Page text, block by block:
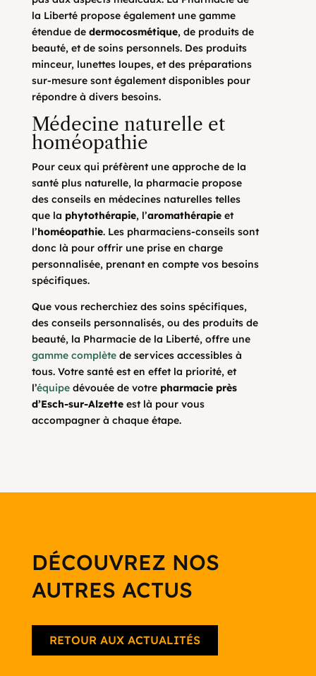
la Liberté propose également une gamme
étendue de dermocosmétique, de produits de
beauté, et de soins personnels. Des produits
minceur, lunettes loupes, et des préparations
sur-mesure sont également disponibles pour
répondre à divers besoins.
Médecine naturelle et
homéopathie
Pour ceux qui préfèrent une approche de la
santé plus naturelle, la pharmacie propose
des conseils en médecines naturelles telles
que la phytothérapie, l’aromathérapieet
l’homéopathie. Les pharmaciens-conseils sont
donc là pour offrir une prise en charge
personnalisée, prenant en compte vos besoins
spécifiques.
Que vous recherchiez des soins spécifiques,
des conseils personnalisés, ou des produits de
beauté, la Pharmacie de la Liberté, offre une
gamme complètede services accessibles à
tous. Votre santé est en effet la priorité, et
l’équipedévouée de votre pharmacie près
d’Esch-sur-Alzetteest là pour vous
accompagner à chaque étape.
DÉCOUVREZ NOS
AUTRES ACTUS
RETOUR AUX ACTUALITÉS